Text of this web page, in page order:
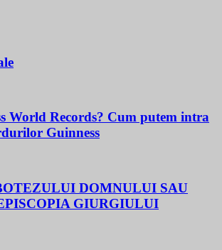
World Records? Cum putem intra
Guinness
DOMNULUI SAU
GIURGIULUI